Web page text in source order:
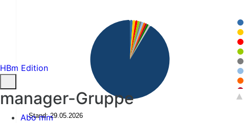
Stand: 29.05.2026
HBm Edition
manager-Gruppe
Abo mm